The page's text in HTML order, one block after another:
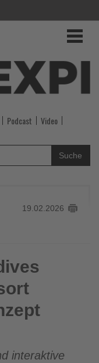
Podcast
Video
Suche
19.02.2026
Spa-
interaktive